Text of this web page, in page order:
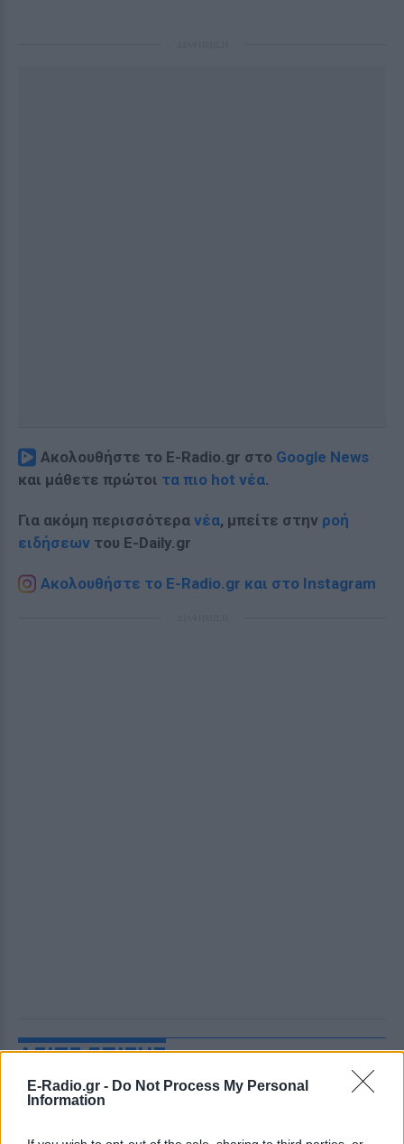
E-Radio.gr - Do Not Process My Personal
Information
Ακολουθήστε το E-Radio.gr στο Google News
και μάθετε πρώτοι τα πιο hot νέα.
Για ακόμη περισσότερα νέα, μπείτε στην ροή
ειδήσεων του E-Daily.gr
Ακολουθήστε το E-Radio.gr και στο Instagram
ΔΕΙΤΕ ΕΠΙΣΗΣ
ΣΤΗΝ ΙΔΙΑ ΚΑΤΗΓΟΡΙΑ